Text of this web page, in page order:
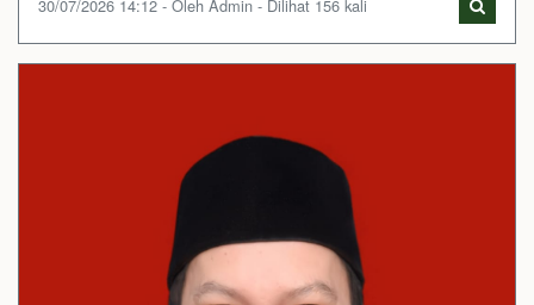
30/07/2026 14:12 - Oleh Admin - Dilihat 156 kali